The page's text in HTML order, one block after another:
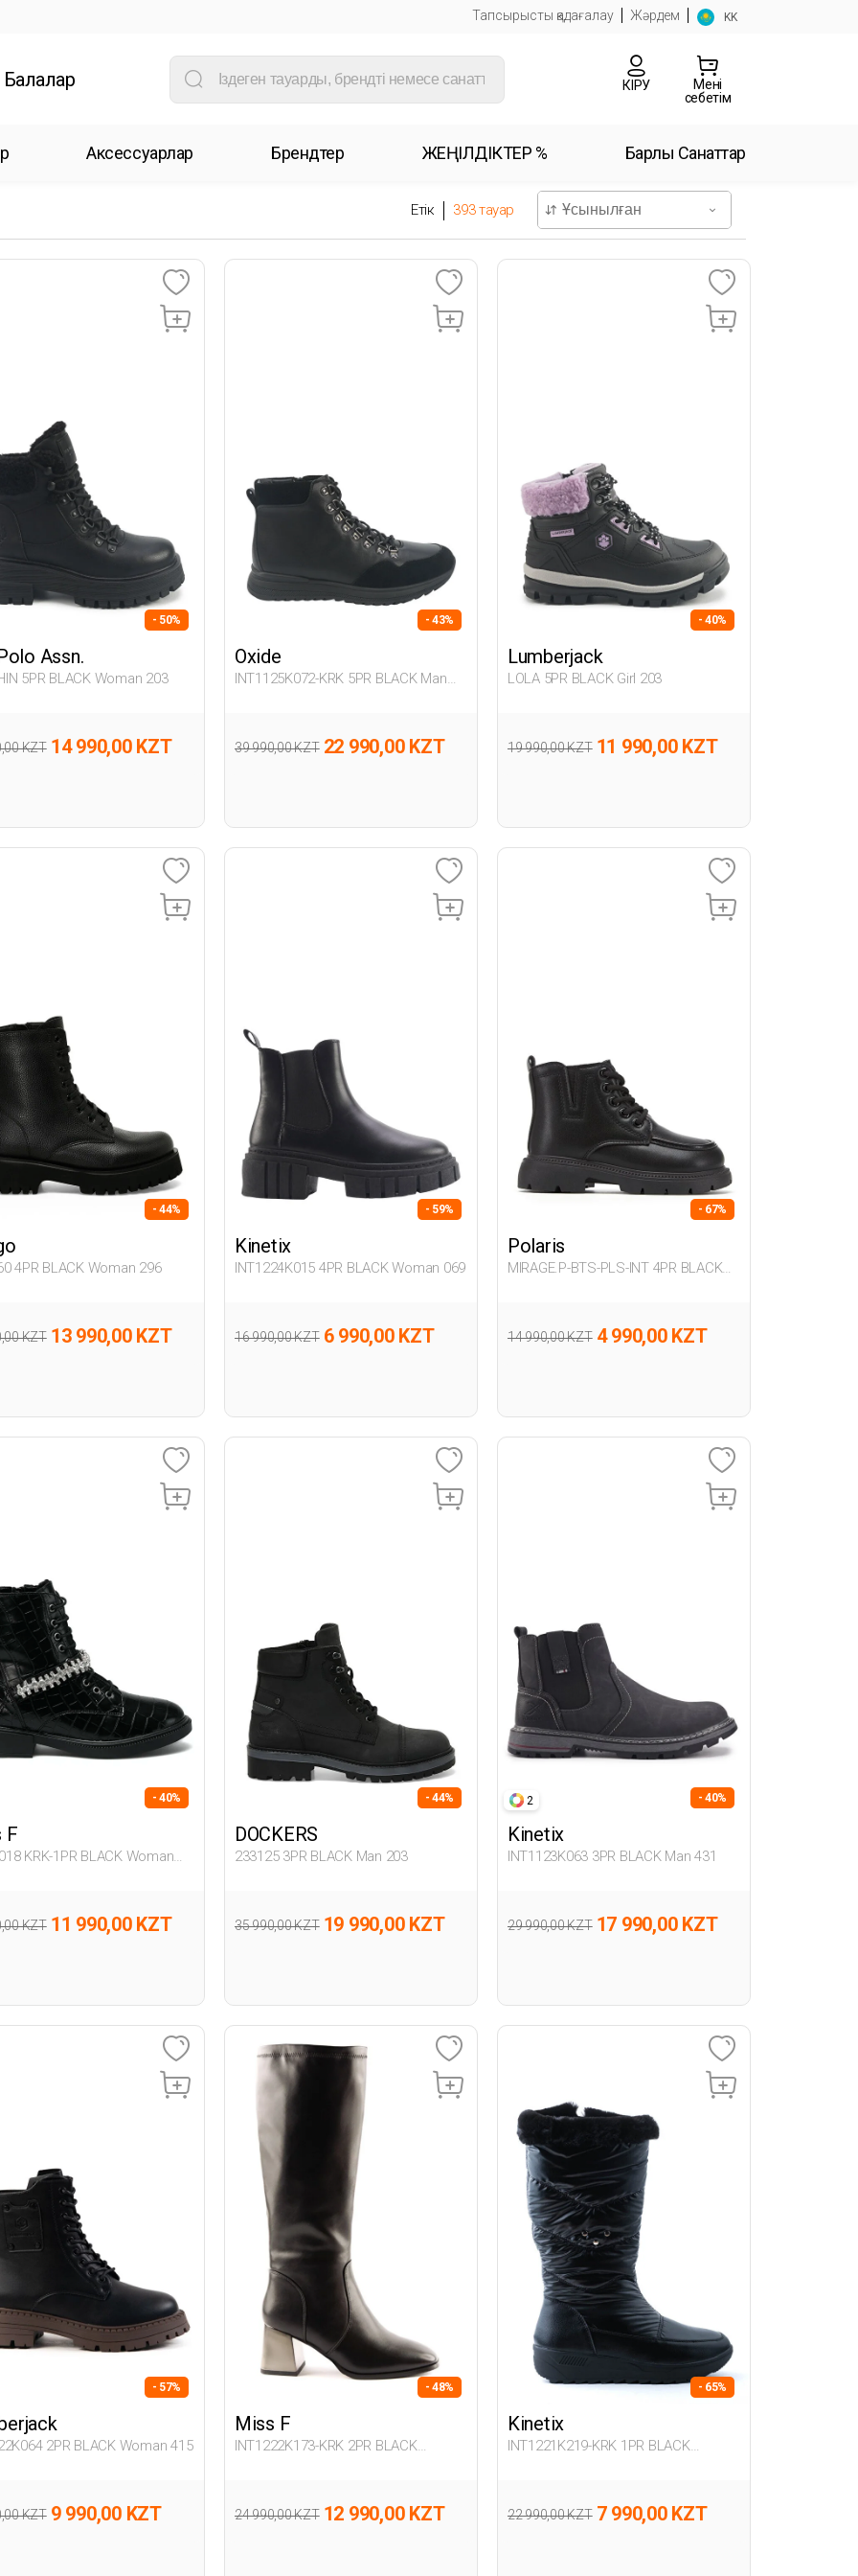
Тапсырысты қадағалау Жәрдем KK
Балалар КІРУ
Менің
себетім
Аксессуарлар Брендтер ЖЕҢІЛДІКТЕР % Барлық Санаттар
Етік 393тауар
- 50%
Assn.
5PR BLACK Woman 203
KZT 14 990,00 KZT
- 43%
Oxide
INT1125K072-KRK 5PR BLACK Man
39 990,00 KZT 22 990,00 KZT
- 40%
Lumberjack
LOLA 5PR BLACK Girl 203
19 990,00 KZT 11 990,00 KZT
- 44%
4PR BLACK Woman 296
KZT 13 990,00 KZT
- 59%
Kinetix
INT1224K015 4PR BLACK Woman 069
16 990,00 KZT 6 990,00 KZT
- 67%
Polaris
MIRAGE.P-BTS-PLS-INT 4PR BLACK
14 990,00 KZT 4 990,00 KZT
- 40%
F
KRK-1PR BLACK Woman
KZT 11 990,00 KZT
- 44%
DOCKERS
233125 3PR BLACK Man 203
35 990,00 KZT 19 990,00 KZT
2 - 40%
Kinetix
INT1123K063 3PR BLACK Man 431
29 990,00 KZT 17 990,00 KZT
- 57%
2PR BLACK Woman 415
KZT 9 990,00 KZT
- 48%
Miss F
INT1222K173-KRK 2PR BLACK
24 990,00 KZT 12 990,00 KZT
- 65%
Kinetix
INT1221K219-KRK 1PR BLACK
22 990,00 KZT 7 990,00 KZT